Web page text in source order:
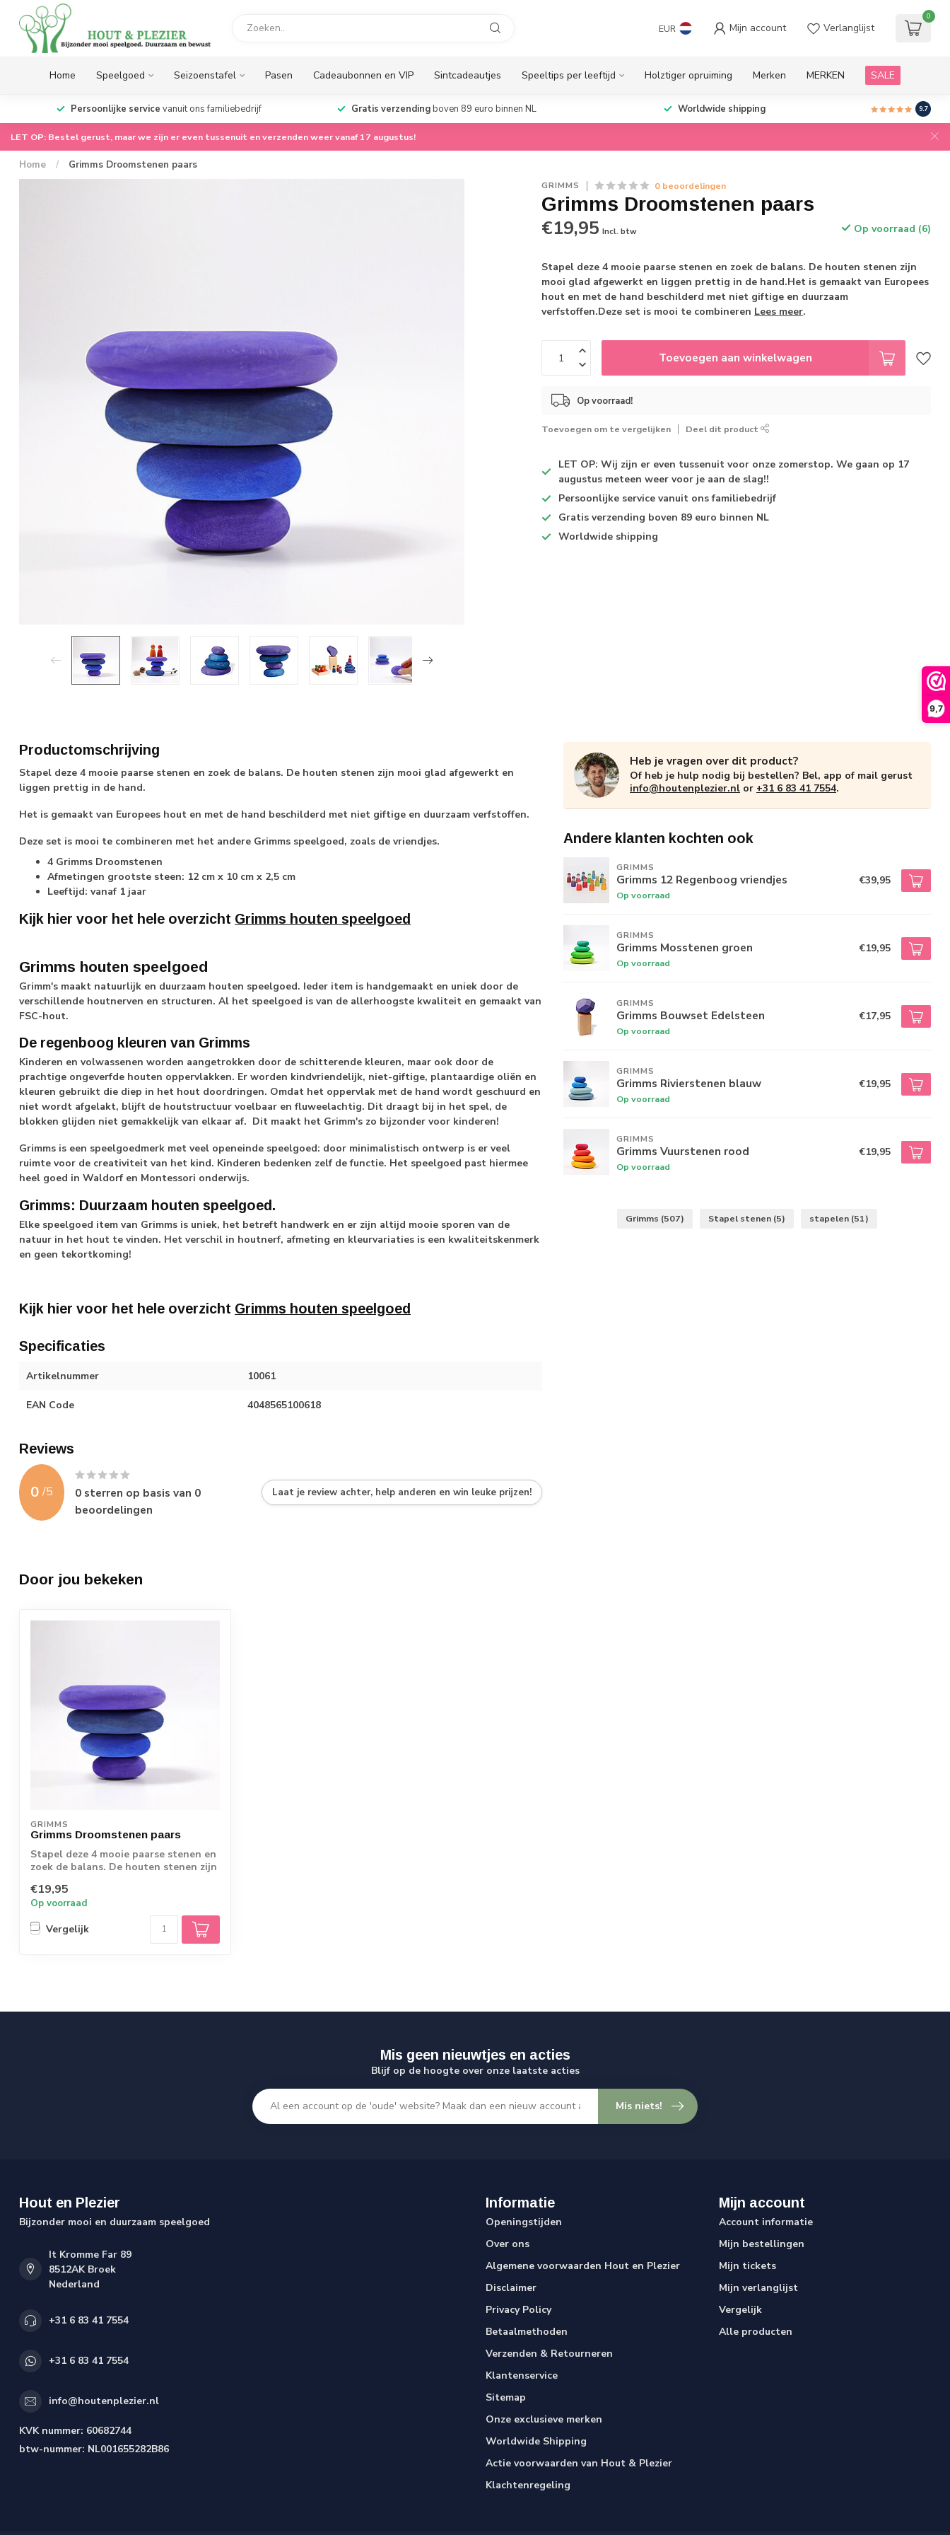
9,7
EUR Mijn account Verlanglijst
0
Home Speelgoed Seizoenstafel Pasen Cadeaubonnen en VIP Sintcadeautjes Speeltips per leeftijd Holztiger opruiming Merken MERKEN SALE
Persoonlijke service vanuit ons familiebedrijf Gratis verzendingboven 89 euro binnen NL Worldwide shipping 9.7
LET OP: Bestel gerust, maar we zijn er even tussenuit en verzenden weer vanaf 17 augustus!
Home / Grimms Droomstenen paars
GRIMMS 0 beoordelingen
Grimms Droomstenen paars
€19,95 Incl. btw Op voorraad (6)
Stapel deze 4 mooie paarse stenen en zoek de balans. De houten stenen zijn
mooi glad afgewerkt en liggen prettig in de hand.Het is gemaakt van Europees
hout en met de hand beschilderd met niet giftige en duurzaam
verfstoffen.Deze set is mooi te combineren Lees meer.
Toevoegen aan winkelwagen
Op voorraad!
Toevoegen om te vergelijken Deel dit product
LET OP: Wij zijn er even tussenuit voor onze zomerstop. We gaan op 17
augustus meteen weer voor je aan de slag!!
Persoonlijke service vanuit ons familiebedrijf
Gratis verzending boven 89 euro binnen NL
Worldwide shipping
Productomschrijving
Stapel deze 4 mooie paarse stenen en zoek de balans. De houten stenen zijn mooi glad afgewerkt en
liggen prettig in de hand.
Het is gemaakt van Europees hout en met de hand beschilderd met niet giftige en duurzaam verfstoffen.
Deze set is mooi te combineren met het andere Grimms speelgoed, zoals de vriendjes.
4 Grimms Droomstenen
Afmetingen grootste steen: 12 cm x 10 cm x 2,5 cm
Leeftijd: vanaf 1 jaar
Kijk hier voor het hele overzicht Grimms houten speelgoed
Grimms houten speelgoed
Grimm's maakt natuurlijk en duurzaam houten speelgoed. Ieder item is handgemaakt en uniek door de
verschillende houtnerven en structuren. Al het speelgoed is van de allerhoogste kwaliteit en gemaakt van
FSC-hout.
De regenboog kleuren van Grimms
Kinderen en volwassenen worden aangetrokken door de schitterende kleuren, maar ook door de
prachtige ongeverfde houten oppervlakken. Er worden kindvriendelijk, niet-giftige, plantaardige oliën en
kleuren gebruikt die diep in het hout doordringen. Omdat het oppervlak met de hand wordt geschuurd en
niet wordt afgelakt, blijft de houtstructuur voelbaar en fluweelachtig. Dit draagt bij in het spel, de
blokken glijden niet gemakkelijk van elkaar af. Dit maakt het Grimm's zo bijzonder voor kinderen!
Grimms is een speelgoedmerk met veel openeinde speelgoed: door minimalistisch ontwerp is er veel
ruimte voor de creativiteit van het kind. Kinderen bedenken zelf de functie. Het speelgoed past hiermee
heel goed in Waldorf en Montessori onderwijs.
Grimms: Duurzaam houten speelgoed.
Elke speelgoed item van Grimms is uniek, het betreft handwerk en er zijn altijd mooie sporen van de
natuur in het hout te vinden. Het verschil in houtnerf, afmeting en kleurvariaties is een kwaliteitskenmerk
en geen tekortkoming!
Kijk hier voor het hele overzicht Grimms houten speelgoed
Specificaties
Artikelnummer 10061
EAN Code 4048565100618
Reviews
0 /5 0 sterren op basis van 0
beoordelingen
Laat je review achter, help anderen en win leuke prijzen!
Heb je vragen over dit product?
Of heb je hulp nodig bij bestellen? Bel, app of mail gerust
info@houtenplezier.nl or +31 6 83 41 7554.
Andere klanten kochten ook
GRIMMS
Grimms 12 Regenboog vriendjes
Op voorraad
€39,95
GRIMMS
Grimms Mosstenen groen
Op voorraad
€19,95
GRIMMS
Grimms Bouwset Edelsteen
Op voorraad
€17,95
GRIMMS
Grimms Rivierstenen blauw
Op voorraad
€19,95
GRIMMS
Grimms Vuurstenen rood
Op voorraad
€19,95
Grimms (507) Stapel stenen (5) stapelen (51)
Door jou bekeken
GRIMMS
Grimms Droomstenen paars
Stapel deze 4 mooie paarse stenen en
zoek de balans. De houten stenen zijn
€19,95
Op voorraad
Vergelijk
Mis geen nieuwtjes en acties
Blijf op de hoogte over onze laatste acties
Mis niets!
Hout en Plezier
Bijzonder mooi en duurzaam speelgoed
It Kromme Far 89
8512AK Broek
Nederland
+31 6 83 41 7554
+31 6 83 41 7554
info@houtenplezier.nl
KVK nummer: 60682744
btw-nummer: NL001655282B86
Informatie
Openingstijden
Over ons
Algemene voorwaarden Hout en Plezier
Disclaimer
Privacy Policy
Betaalmethoden
Verzenden & Retourneren
Klantenservice
Sitemap
Onze exclusieve merken
Worldwide Shipping
Actie voorwaarden van Hout & Plezier
Klachtenregeling
Mijn account
Account informatie
Mijn bestellingen
Mijn tickets
Mijn verlanglijst
Vergelijk
Alle producten